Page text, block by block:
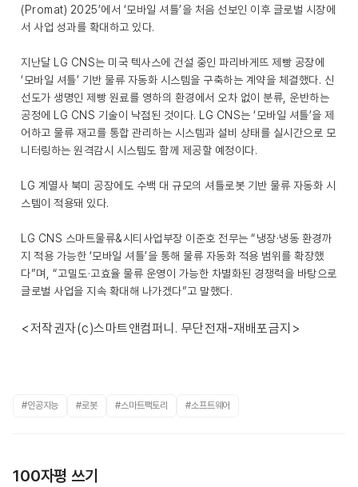
(Promat) 2025’에서 ‘모바일 셔틀’을 처음 선보인 이후 글로벌 시장에
서 사업 성과를 확대하고 있다.
지난달 LG CNS는 미국 텍사스에 건설 중인 파리바게뜨 제빵 공장에
‘모바일 셔틀’ 기반 물류 자동화 시스템을 구축하는 계약을 체결했다. 신
선도가 생명인 제빵 원료를 영하의 환경에서 오차 없이 분류, 운반하는
공정에 LG CNS 기술이 낙점된 것이다. LG CNS는 ‘모바일 셔틀’을 제
어하고 물류 재고를 통합 관리하는 시스템과 설비 상태를 실시간으로 모
니터링하는 원격감시 시스템도 함께 제공할 예정이다.
LG 계열사 북미 공장에도 수백 대 규모의 셔틀로봇 기반 물류 자동화 시
스템이 적용돼 있다.
LG CNS 스마트물류&시티사업부장 이준호 전무는 “냉장·냉동 환경까
지 적용 가능한 ‘모바일 셔틀’을 통해 물류 자동화 적용 범위를 확장했
다”며, “고밀도·고효율 물류 운영이 가능한 차별화된 경쟁력을 바탕으로
글로벌 사업을 지속 확대해 나가겠다”고 말했다.
<저작권자(c)스마트앤컴퍼니. 무단전재-재배포금지>
#인공지능 #로봇 #스마트팩토리 #소프트웨어
100자평 쓰기